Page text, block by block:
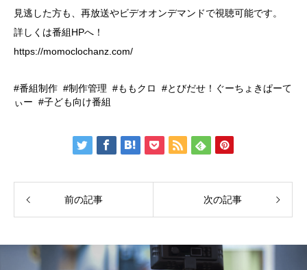
見逃した方も、再放送やビデオオンデマンドで視聴可能です。
詳しくは番組HPへ！
https://momoclochanz.com/
番組制作 制作管理 ももクロ
とびだせ！ぐーちょきぱーて
ぃー
子ども向け番組
前の記事 次の記事